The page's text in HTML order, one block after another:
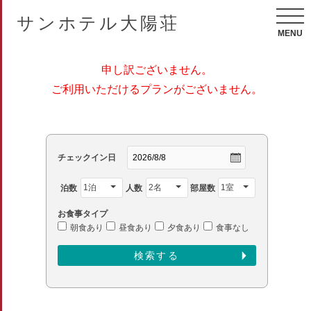
サンホテル大陽荘
MENU
申し訳ございません。
ご利用いただけるプランがございません。
チェックイン日
泊数 人数 部屋数
お食事タイプ
朝食あり
昼食あり 夕食あり 食事なし